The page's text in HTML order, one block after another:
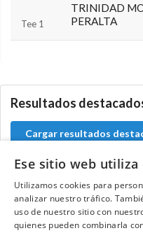
Tee 1
TRINIDAD
PERALTA
Resultados
Cargar resultados
Contacta con
Ese sitio web utiliza
Utilizamos cookies para
analizar nuestro tráfico.
uso de nuestro sitio con
quienes pueden combinarla